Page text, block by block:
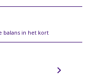
balans in het kort